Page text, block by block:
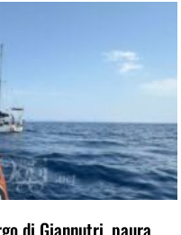
di Giannutri, paura